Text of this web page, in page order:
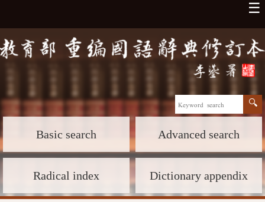
☰
Basic search Advanced search
Radical index Dictionary appendix